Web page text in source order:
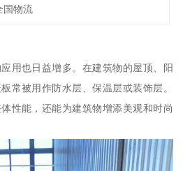
国物流
用也日益增多。在建筑物的屋顶、阳
常被用作防水层、保温层或装饰层。
性能，还能为建筑物增添美观和时尚